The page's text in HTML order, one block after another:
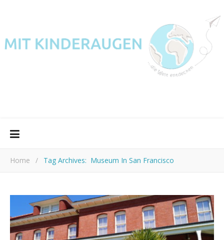
Home / Tag Archives: Museum In San Francisco